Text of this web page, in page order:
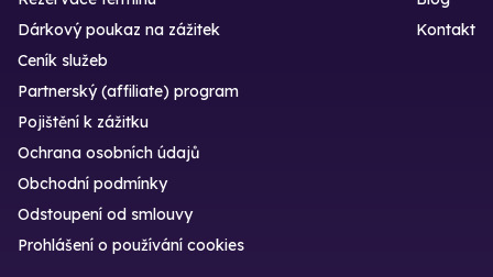
Dárkový poukaz na zážitek
Kontakt
Ceník služeb
Partnerský (affiliate) program
Pojištění k zážitku
Ochrana osobních údajů
Obchodní podmínky
Odstoupení od smlouvy
Prohlášení o používání cookies